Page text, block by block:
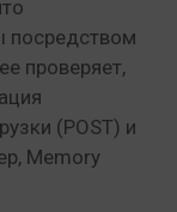
посредством
проверяет,
(POST) и
Memory